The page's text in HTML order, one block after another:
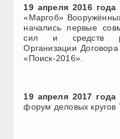
19 апреля 2016 года
«Маргоб»
начались первые
сил и средств
Организации
«Поиск-2016».
19 апреля 2017 года
форум деловых кругов